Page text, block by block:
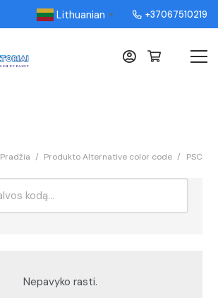
Lithuanian ▼ +37067510219
Pradžia / Produkto Alternative color code / PSC
Nepavyko rasti.